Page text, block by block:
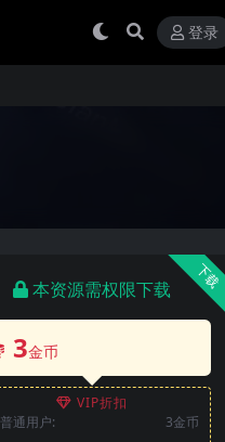
登录
下载
本资源需权限下载
3金币
VIP折扣
普通用户:
3金币